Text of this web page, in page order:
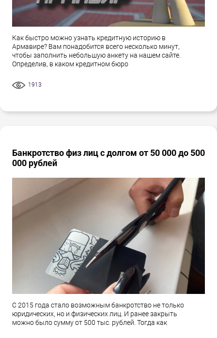
Как быстро можно узнать кредитную историю в
Армавире? Вам понадобится всего несколько минут,
чтобы заполнить небольшую анкету на нашем сайте.
Определив, в каком кредитном бюро
1913
Банкротство физ лиц с долгом от 50 000 до 500
000 рублей
С 2015 года стало возможным банкротство не только
юридических, но и физических лиц. И ранее закрыть
можно было сумму от 500 тыс. рублей. Тогда как